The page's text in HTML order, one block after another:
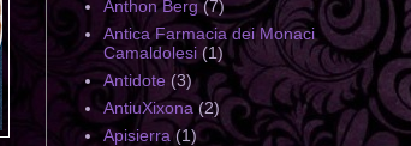
Anthon Berg (7)
Antica Farmacia dei Monaci
Camaldolesi (1)
Antidote (3)
AntiuXixona (2)
Apisierra (1)